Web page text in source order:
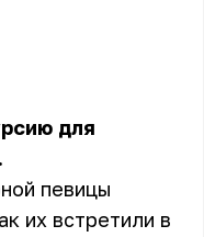
для
певицы
их встретили в